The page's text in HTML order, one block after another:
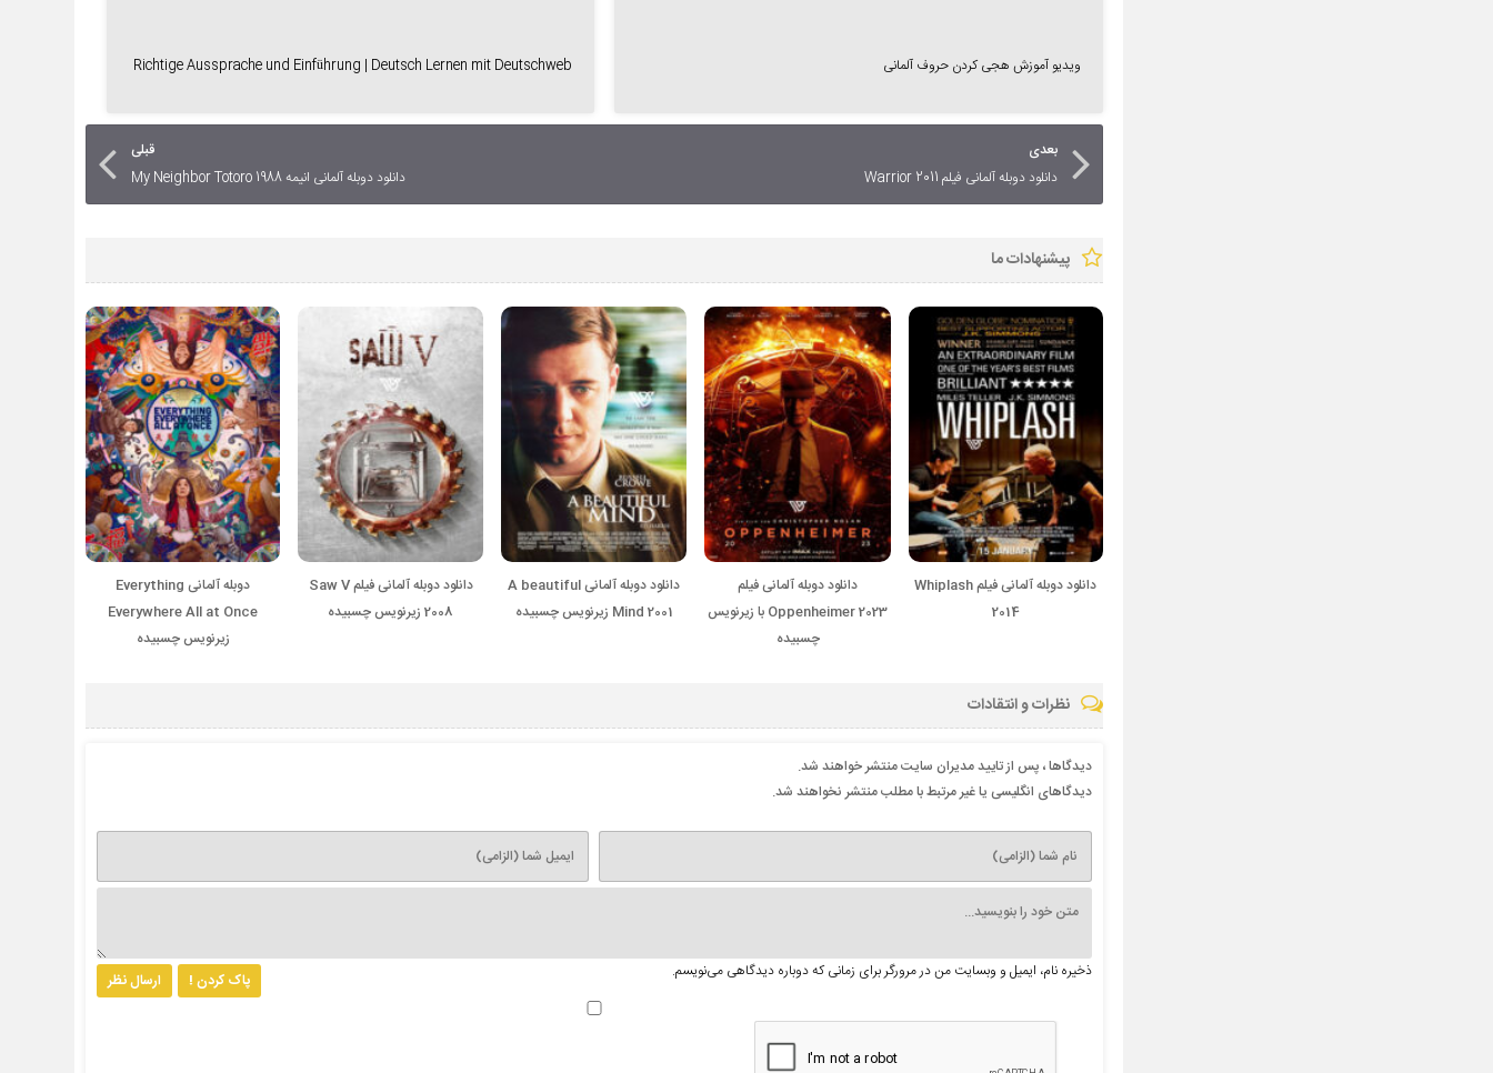
ویدیو آموزش هجی کردن حروف آلمانی Richtige Aussprache und Einführung | Deutsch Lernen mit Deutschweb
قبلی
دانلود دوبله آلمانی انیمه My Neighbor Totoro 1988
بعدی
دانلود دوبله آلمانی فیلم Warrior 2011
پیشنهادات ما
دانلود دوبله آلمانی فیلم Whiplash
2014
دانلود دوبله آلمانی فیلم
Oppenheimer 2023 با زیرنویس
چسبیده
دانلود دوبله آلمانی A beautiful
Mind 2001 زیرنویس چسبیده
دانلود دوبله آلمانی فیلم Saw V
2008 زیرنویس چسبیده
دوبله آلمانی Everything
Everywhere All at Once
زیرنویس چسبیده
نظرات و انتقادات
دیدگاها ، پس از تایید مدیران سایت منتشر خواهند شد.
دیدگاهای انگلیسی یا غیر مرتبط با مطلب منتشر نخواهند شد.
ارسال نظر پاک کردن ! ذخیره نام، ایمیل و وبسایت من در مرورگر برای زمانی که دوباره دیدگاهی می‌نویسم.